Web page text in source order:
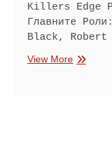
Killers Edge
Главните
Black, Robert
View MoreКраят